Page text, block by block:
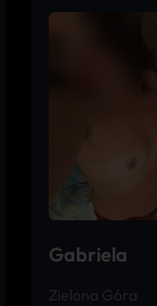
Gabriela
Zielona Góra